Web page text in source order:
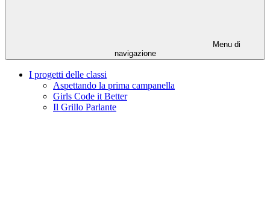
Menu di
navigazione
I progetti delle classi
Aspettando la prima campanella
Girls Code it Better
Il Grillo Parlante